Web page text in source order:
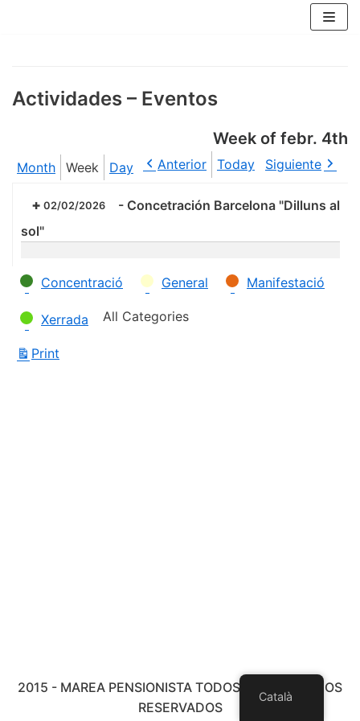
Actividades – Eventos
Week of febr. 4th
Month Week Day Anterior Today Siguiente
02/02/2026 - Concetración Barcelona "Dilluns al
sol"
Categories
Concentració General Manifestació
Xerrada All Categories
Print
2015 - MAREA PENSIONISTA TODOS LOS DERECHOS
RESERVADOS
Català